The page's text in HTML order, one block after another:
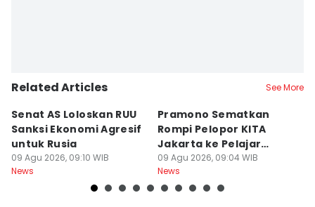
Related Articles See More
Senat AS Loloskan RUU
Sanksi Ekonomi Agresif
untuk Rusia
09 Agu 2026, 09:10 WIB
News
Pramono Sematkan
Rompi Pelopor KITA
Jakarta ke Pelajar
hingga Ojol
09 Agu 2026, 09:04 WIB
News